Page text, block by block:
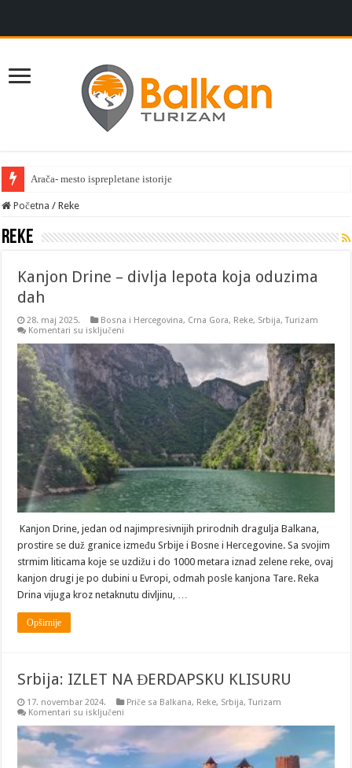
Arača- mesto isprepletane istorije
Početna / Reke
Reke
Kanjon Drine – divlja lepota koja oduzima
dah
28. maj 2025. Bosna i Hercegovina, Crna Gora, Reke, Srbija,Turizam
Komentari su isključeni
Drine
–
divlja
lepota
koja
Kanjon Drine, jedan od najimpresivnijih prirodnih dragulja Balkana,
prostire se duž granice između Srbije i Bosne i Hercegovine. Sa svojim
strmim liticama koje se uzdižu i do 1000 metara iznad zelene reke, ovaj
kanjon drugi je po dubini u Evropi, odmah posle kanjona Tare. Reka
Drina vijuga kroz netaknutu divljinu, …
Opširnije
Srbija: IZLET NA ĐERDAPSKU KLISURU
17. novembar 2024. Priče sa Balkana, Reke, Srbija,Turizam
Komentari su isključeni
NA
ĐERDAPSKU